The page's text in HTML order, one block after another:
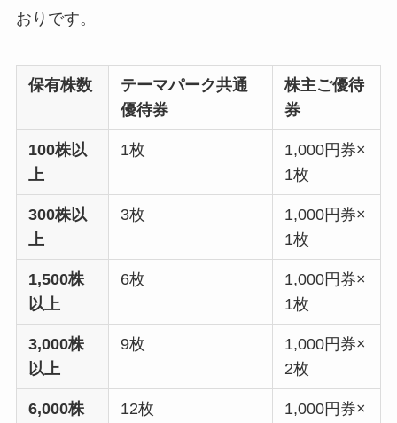
おりです。
保有株数
テーマパーク共通
優待券
株主ご優待
券
100株以
上
1枚
1,000円券×
1枚
300株以
上
3枚
1,000円券×
1枚
1,500株
以上
6枚
1,000円券×
1枚
3,000株
以上
9枚
1,000円券×
2枚
6,000株
12枚
1,000円券×